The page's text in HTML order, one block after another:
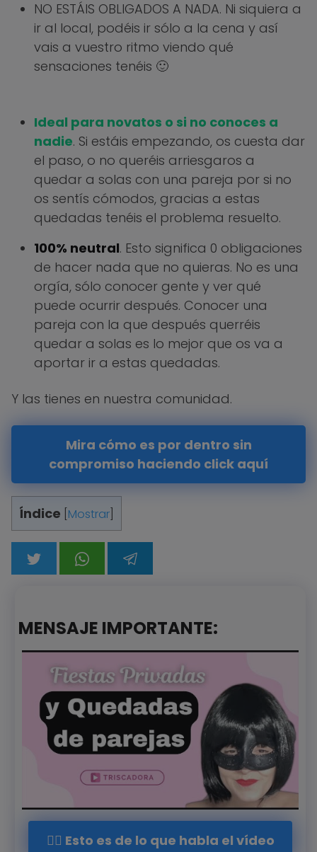
NO ESTÁIS OBLIGADOS A NADA. Ni siquiera a
ir al local, podéis ir sólo a la cena y así
vais a vuestro ritmo viendo qué
sensaciones tenéis 🙂
Ideal para novatos o si no conoces a
nadie. Si estáis empezando, os cuesta dar
el paso, o no queréis arriesgaros a
quedar a solas con una pareja por si no
os sentís cómodos, gracias a estas
quedadas tenéis el problema resuelto.
100% neutral. Esto significa 0 obligaciones
de hacer nada que no quieras. No es una
orgía, sólo conocer gente y ver qué
puede ocurrir después. Conocer una
pareja con la que después querréis
quedar a solas es lo mejor que os va a
aportar ir a estas quedadas.
Y las tienes en nuestra comunidad.
Mira cómo es por dentro sin
compromiso haciendo click aquí
Índice Mostrar
MENSAJE IMPORTANTE:
👉🏻 Esto es de lo que habla el vídeo